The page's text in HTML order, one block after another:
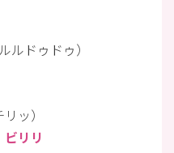
ルドゥドゥ）
ッ）
リリ